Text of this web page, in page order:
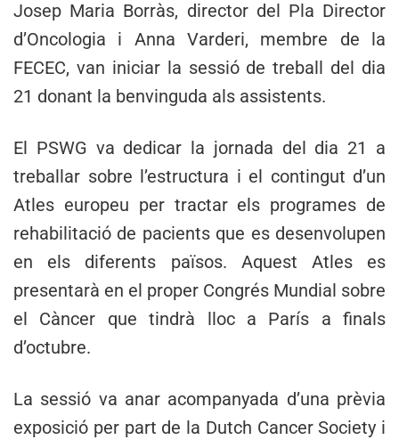
Josep Maria Borràs, director del Pla Director
d’Oncologia i Anna Varderi, membre de la
FECEC, van iniciar la sessió de treball del dia
21 donant la benvinguda als assistents.
El PSWG va dedicar la jornada del dia 21 a
treballar sobre l’estructura i el contingut d’un
Atles europeu per tractar els programes de
rehabilitació de pacients que es desenvolupen
en els diferents països. Aquest Atles es
presentarà en el proper Congrés Mundial sobre
el Càncer que tindrà lloc a París a finals
d’octubre.
La sessió va anar acompanyada d’una prèvia
exposició per part de la Dutch Cancer Society i